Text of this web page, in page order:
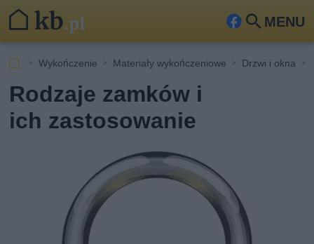
MENU
Fa
ook
Szu
kaj
Wykończenie Materiały wykończeniowe Drzwi i okna
Rodzaje zamków i
ich zastosowanie